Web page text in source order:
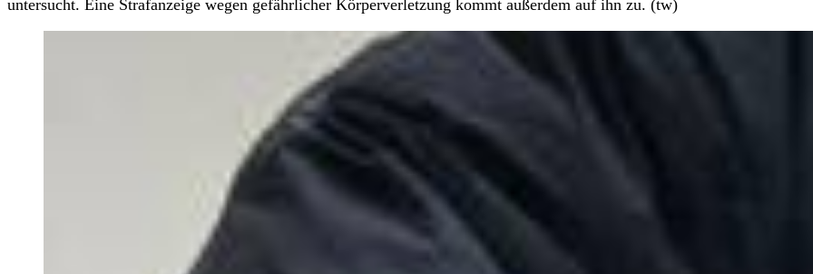
untersucht. Eine Strafanzeige wegen gefährlicher Körperverletzung kommt außerdem auf ihn zu. (tw)